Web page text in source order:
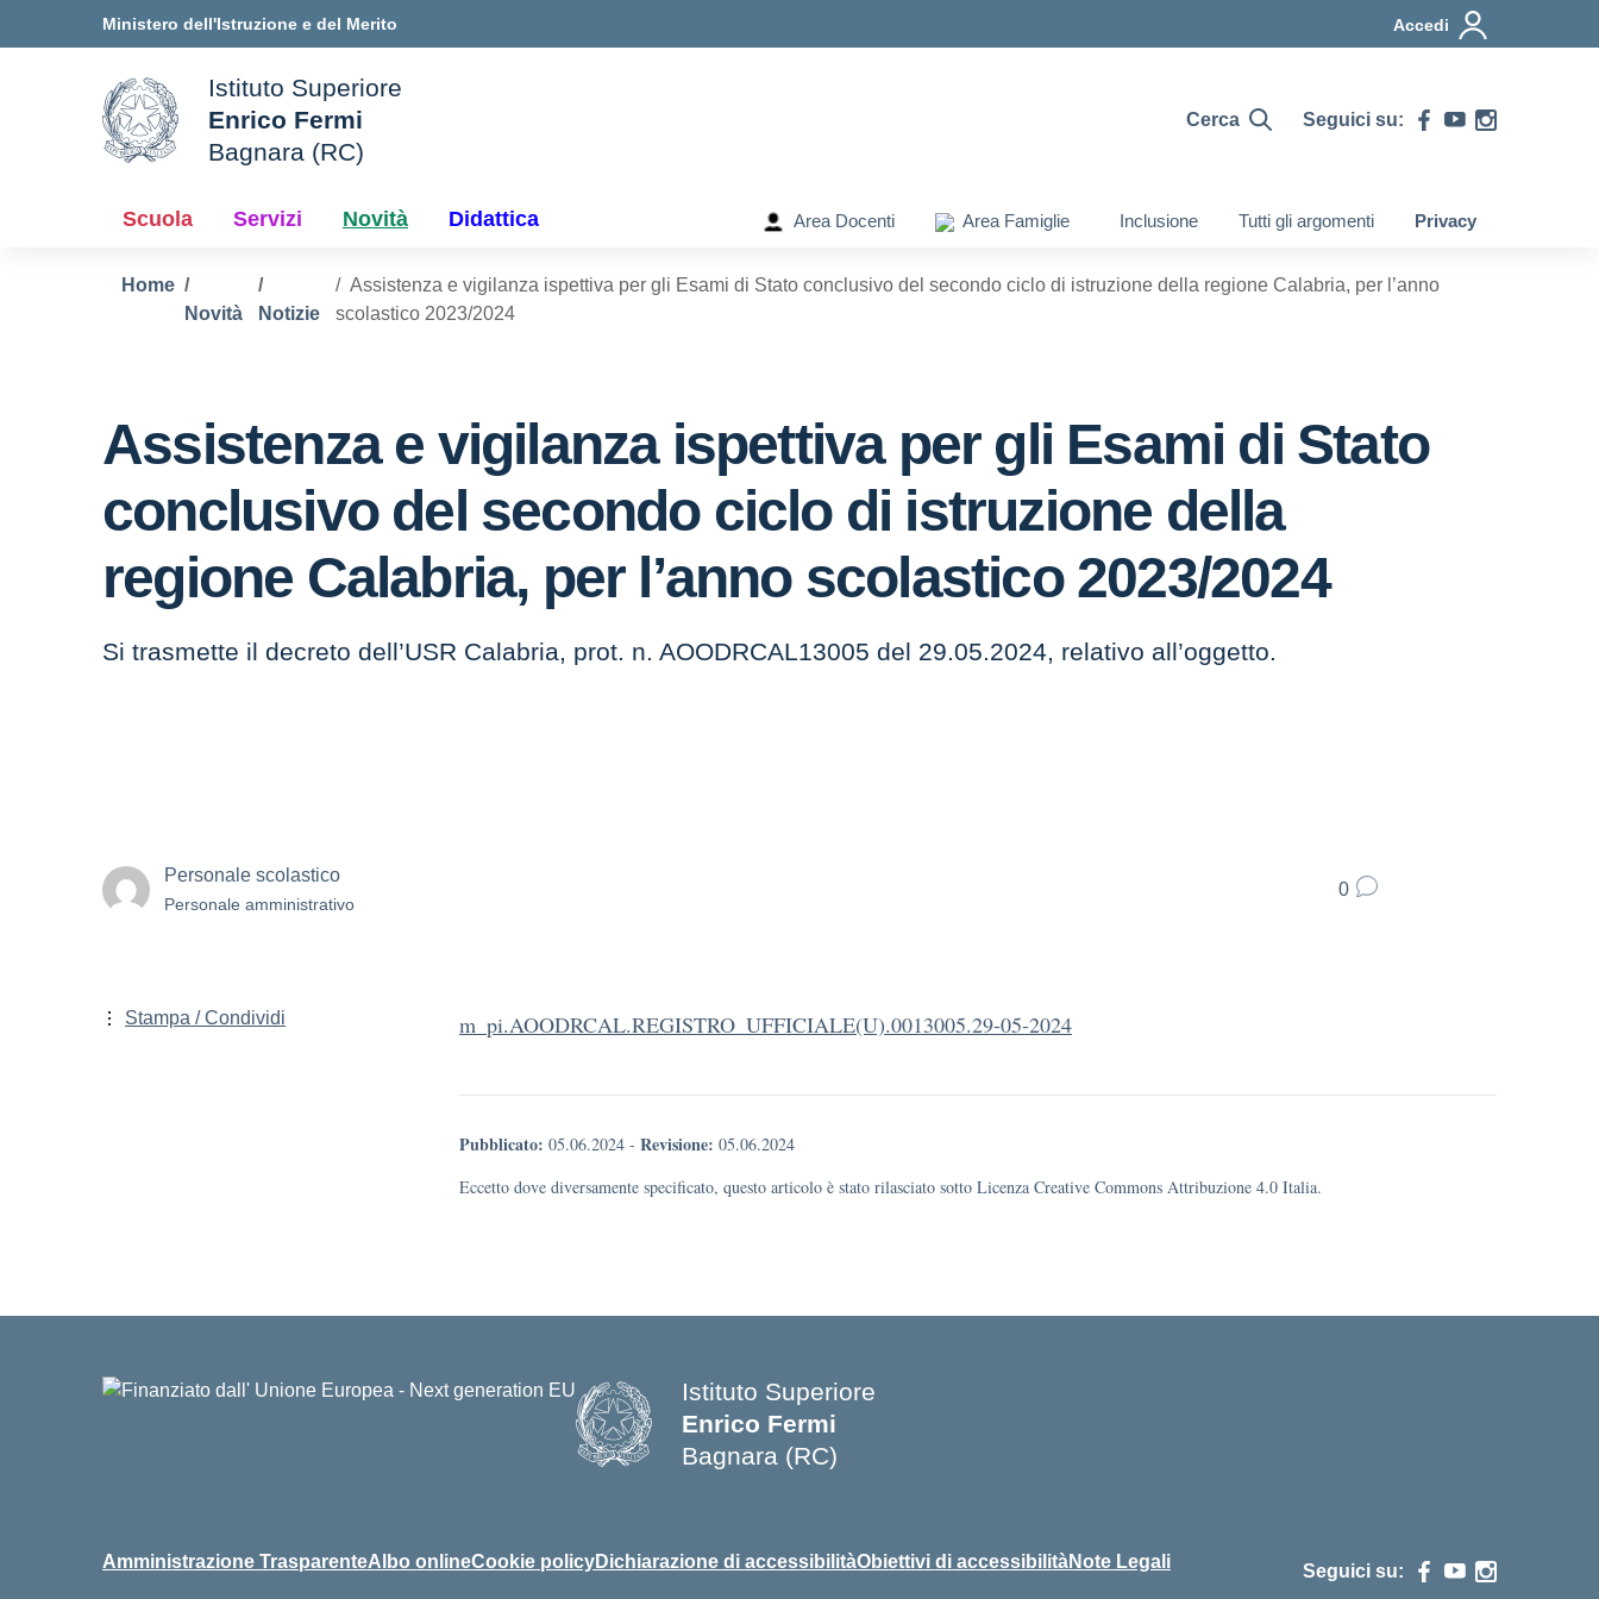
Ministero dell'Istruzione e del Merito Accedi
della scuola
Istituto Superiore
Enrico Fermi
Bagnara (RC)
Cerca Seguici su:
Scuola Servizi Novità Didattica Area Docenti Area Famiglie Inclusione Tutti gli argomenti Privacy
Home
Novità
Notizie
Assistenza e vigilanza ispettiva per gli Esami di Stato conclusivo del secondo ciclo di istruzione della regione Calabria, per l’anno
scolastico 2023/2024
Assistenza e vigilanza ispettiva per gli Esami di Stato
conclusivo del secondo ciclo di istruzione della
regione Calabria, per l’anno scolastico 2023/2024
Si trasmette il decreto dell’USR Calabria, prot. n. AOODRCAL13005 del 29.05.2024, relativo all’oggetto.
Personale scolastico
Personale amministrativo
0
m_pi.AOODRCAL.REGISTRO_UFFICIALE(U).0013005.29-05-2024
Pubblicato: 05.06.2024 - Revisione: 05.06.2024
Eccetto dove diversamente specificato, questo articolo è stato rilasciato sotto Licenza Creative Commons Attribuzione 4.0 Italia.
Stampa / Condividi
Istituto Superiore
Enrico Fermi
Bagnara (RC)
Amministrazione TrasparenteAlbo onlineCookie policyDichiarazione di accessibilitàObiettivi di accessibilitàNote Legali Seguici su: